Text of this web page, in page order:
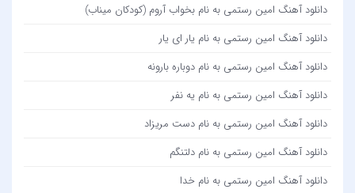
دانلود آهنگ امین رستمی به نام بخواب آروم (کودکان میناب)
دانلود آهنگ امین رستمی به نام یار ای یار
دانلود آهنگ امین رستمی به نام دوباره بارونه
دانلود آهنگ امین رستمی به نام یه نفر
دانلود آهنگ امین رستمی به نام دست مریزاد
دانلود آهنگ امین رستمی به نام دلتنگم
دانلود آهنگ امین رستمی به نام خدا